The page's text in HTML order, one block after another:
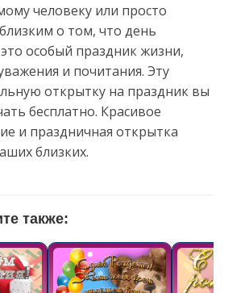
человеку или просто
о том, что день
особый праздник жизни,
и почитания. Эту
открытку на праздник вы
бесплатно. Красивое
и праздничная открытка
близких.
также: